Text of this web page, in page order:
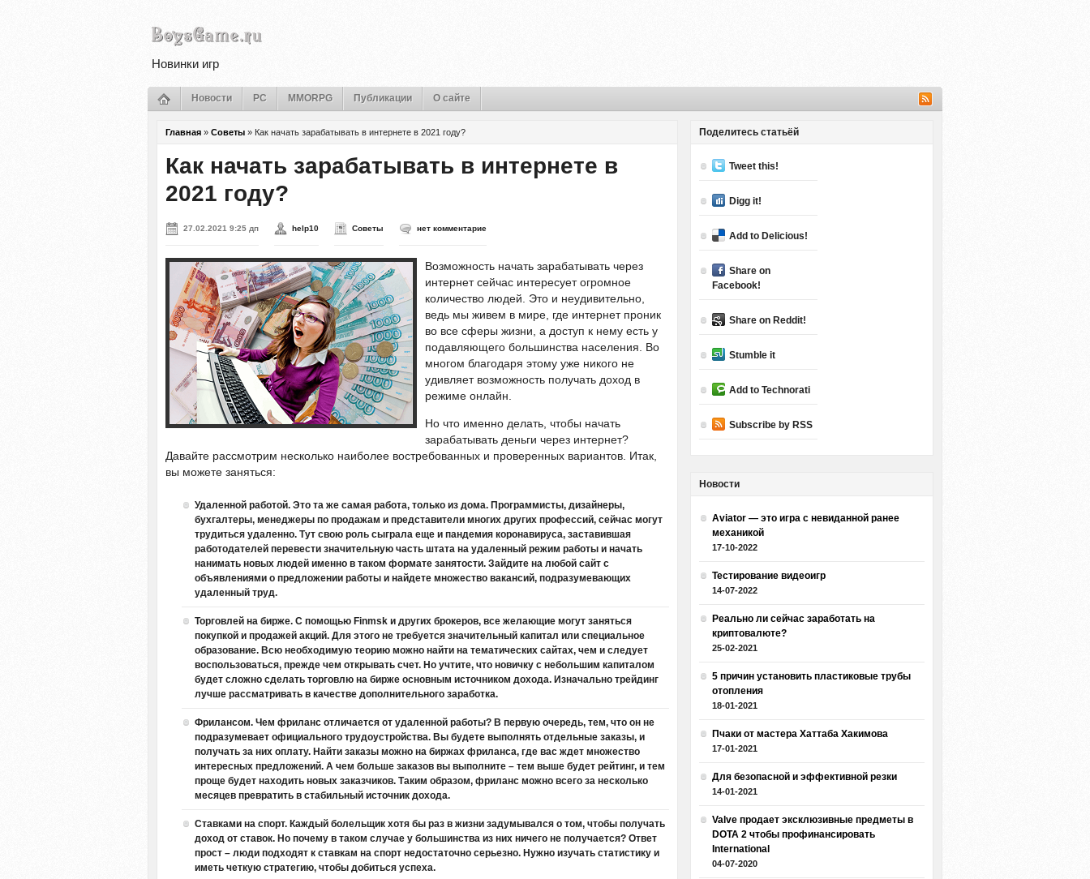
Новинки игр
Новости PC MMORPG Публикации О сайте
Главная » Советы » Как начать зарабатывать в интернете в 2021 году?
Как начать зарабатывать в интернете в
2021 году?
27.02.2021 9:25 дп help10 Советы нет комментарие
Возможность начать зарабатывать через
интернет сейчас интересует огромное
количество людей. Это и неудивительно,
ведь мы живем в мире, где интернет проник
во все сферы жизни, а доступ к нему есть у
подавляющего большинства населения. Во
многом благодаря этому уже никого не
удивляет возможность получать доход в
режиме онлайн.
Но что именно делать, чтобы начать
зарабатывать деньги через интернет?
Давайте рассмотрим несколько наиболее востребованных и проверенных вариантов. Итак,
вы можете заняться:
Удаленной работой. Это та же самая работа, только из дома. Программисты, дизайнеры,
бухгалтеры, менеджеры по продажам и представители многих других профессий, сейчас могут
трудиться удаленно. Тут свою роль сыграла еще и пандемия коронавируса, заставившая
работодателей перевести значительную часть штата на удаленный режим работы и начать
нанимать новых людей именно в таком формате занятости. Зайдите на любой сайт с
объявлениями о предложении работы и найдете множество вакансий, подразумевающих
удаленный труд.
Торговлей на бирже. С помощью Finmsk и других брокеров, все желающие могут заняться
покупкой и продажей акций. Для этого не требуется значительный капитал или специальное
образование. Всю необходимую теорию можно найти на тематических сайтах, чем и следует
воспользоваться, прежде чем открывать счет. Но учтите, что новичку с небольшим капиталом
будет сложно сделать торговлю на бирже основным источником дохода. Изначально трейдинг
лучше рассматривать в качестве дополнительного заработка.
Фрилансом. Чем фриланс отличается от удаленной работы? В первую очередь, тем, что он не
подразумевает официального трудоустройства. Вы будете выполнять отдельные заказы, и
получать за них оплату. Найти заказы можно на биржах фриланса, где вас ждет множество
интересных предложений. А чем больше заказов вы выполните – тем выше будет рейтинг, и тем
проще будет находить новых заказчиков. Таким образом, фриланс можно всего за несколько
месяцев превратить в стабильный источник дохода.
Ставками на спорт. Каждый болельщик хотя бы раз в жизни задумывался о том, чтобы получать
доход от ставок. Но почему в таком случае у большинства из них ничего не получается? Ответ
прост – люди подходят к ставкам на спорт недостаточно серьезно. Нужно изучать статистику и
иметь четкую стратегию, чтобы добиться успеха.
Поделитесь статьёй
Tweet this!
Digg it!
Add to Delicious!
Share on
Facebook!
Share on Reddit!
Stumble it
Add to Technorati
Subscribe by RSS
Новости
Aviator — это игра с невиданной ранее
механикой
17-10-2022
Тестирование видеоигр
14-07-2022
Реально ли сейчас заработать на
криптовалюте?
25-02-2021
5 причин установить пластиковые трубы
отопления
18-01-2021
Пчаки от мастера Хаттаба Хакимова
17-01-2021
Для безопасной и эффективной резки
14-01-2021
Valve продает эксклюзивные предметы в
DOTA 2 чтобы профинансировать
International
04-07-2020